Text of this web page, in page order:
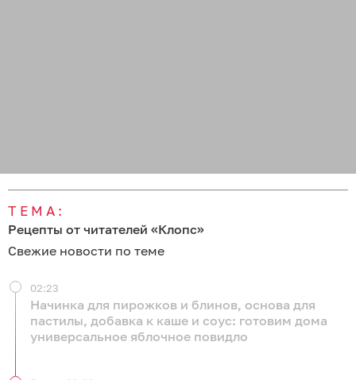
ТЕМА:
Рецепты от читателей «Клопс»
Свежие новости по теме
Начинка для пирожков и блинов, основа для
пастилы, добавка к каше и соус: готовим дома
универсальное яблочное повидло
02:23